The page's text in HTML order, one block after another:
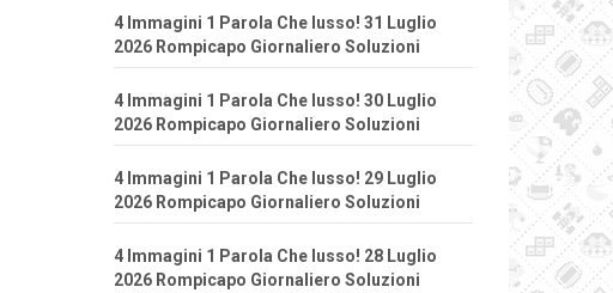
4 Immagini 1 Parola Che lusso! 31 Luglio
2026 Rompicapo Giornaliero Soluzioni
4 Immagini 1 Parola Che lusso! 30 Luglio
2026 Rompicapo Giornaliero Soluzioni
4 Immagini 1 Parola Che lusso! 29 Luglio
2026 Rompicapo Giornaliero Soluzioni
4 Immagini 1 Parola Che lusso! 28 Luglio
2026 Rompicapo Giornaliero Soluzioni